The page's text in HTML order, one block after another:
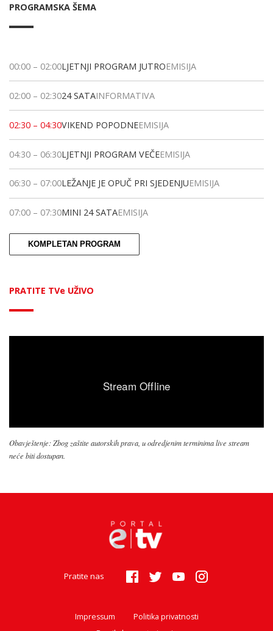
PROGRAMSKA ŠEMA
00:00 – 02:00LJETNJI PROGRAM JUTROEMISIJA
02:00 – 02:3024 SATAINFORMATIVA
02:30 – 04:30VIKEND POPODNEEMISIJA
04:30 – 06:30LJETNJI PROGRAM VEČEEMISIJA
06:30 – 07:00LEŽANJE JE OPUČ PRI SJEDENJUEMISIJA
07:00 – 07:30MINI 24 SATAEMISIJA
KOMPLETAN PROGRAM
PRATITE TVe UŽIVO
Obavještenje: Zbog zaštite autorskih prava, u odredjenim terminima live stream
neće biti dostupan.
Pratite nas
Impressum
Politika privatnosti